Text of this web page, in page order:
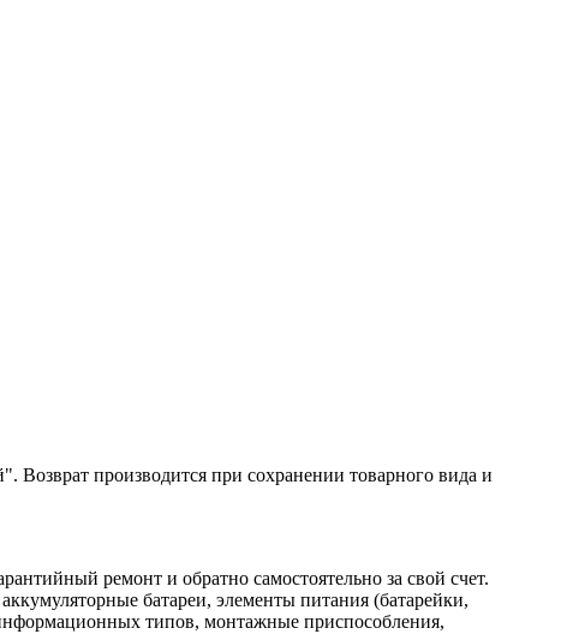
Возврат производится при сохранении товарного вида и
ремонт и обратно самостоятельно за свой счет.
батареи, элементы питания (батарейки,
типов, монтажные приспособления,